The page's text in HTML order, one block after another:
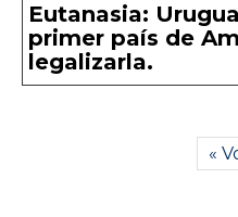
Eutanasia:
primer país de
legalizarla.
«